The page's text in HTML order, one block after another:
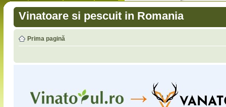
Vinatoare si pescuit in Romania
Prima pagină